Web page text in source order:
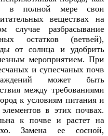
в полной мере свои
веществах на
разбрасывание
остатков (ветвей),
от солнца и удобрить
мероприятием. При
и супесчаных почв
может быть
между требованиями
к условиям питания и
в этих почвах.
к почве и растет на
Замена ее сосной,